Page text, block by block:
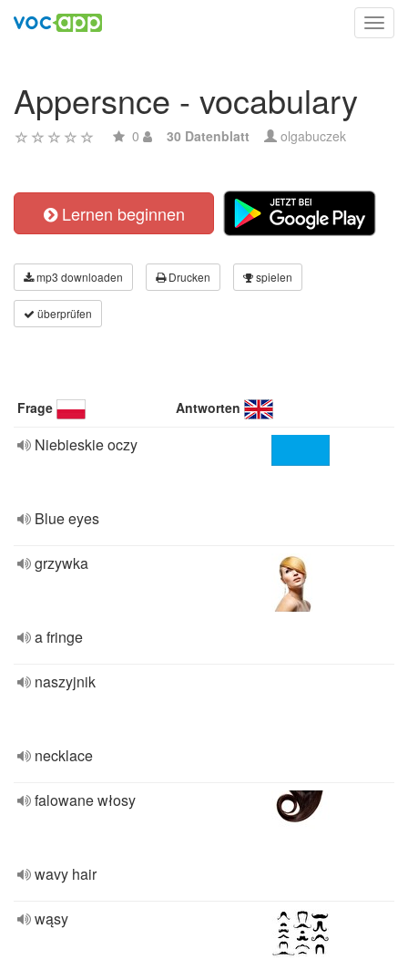
Appersnce - vocabulary
0 30 Datenblatt olgabuczek
Lernen beginnen
mp3 downloaden Drucken spielen
überprüfen
Frage Antworten
Niebieskie oczy
Blue eyes
grzywka
a fringe
naszyjnik
necklace
falowane włosy
wavy hair
wąsy